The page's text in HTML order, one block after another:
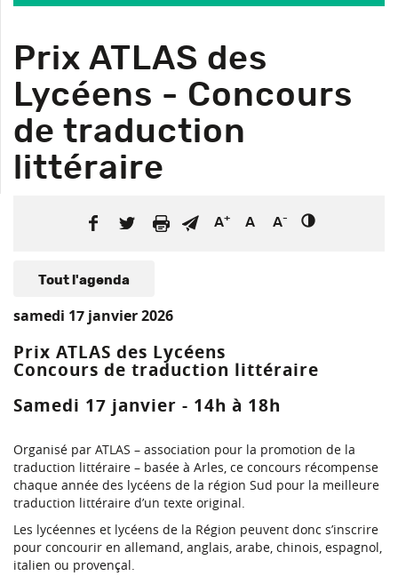
Prix ATLAS des
Lycéens - Concours
de traduction
littéraire
A+ A A-
Tout l'agenda
samedi 17 janvier 2026
Prix ATLAS des Lycéens
Concours de traduction littéraire
Samedi 17 janvier - 14h à 18h
Organisé par ATLAS – association pour la promotion de la
traduction littéraire – basée à Arles, ce concours récompense
chaque année des lycéens de la région Sud pour la meilleure
traduction littéraire d’un texte original.
Les lycéennes et lycéens de la Région peuvent donc s’inscrire
pour concourir en allemand, anglais, arabe, chinois, espagnol,
italien ou provençal.